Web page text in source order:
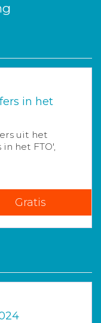
in het
uit het
het FTO',
Gratis